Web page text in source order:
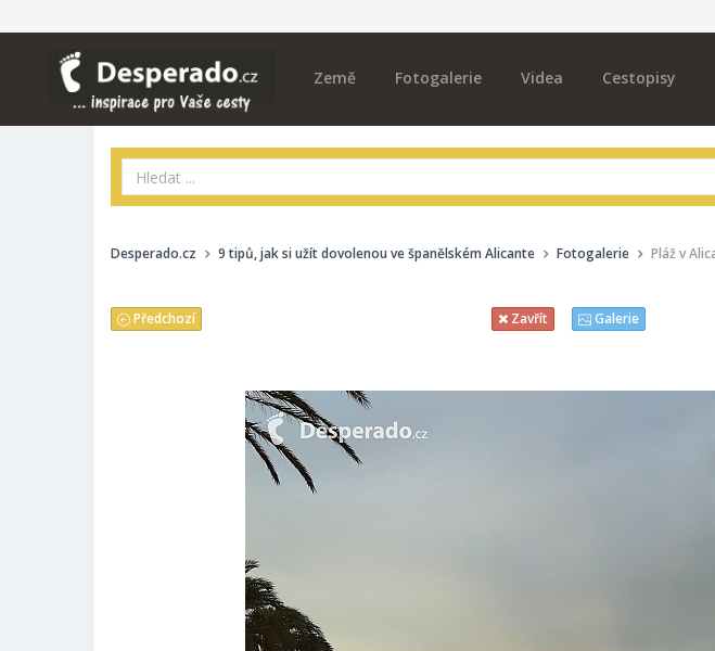
Země Fotogalerie Videa Cestopisy
Desperado.cz 9 tipů, jak si užít dovolenou ve španělském Alicante Fotogalerie Pláž v
Předchozí Zavřít Galerie